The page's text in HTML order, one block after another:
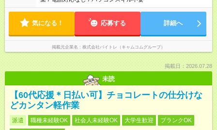
気になる！ 応募する 詳細へ
掲載元企業名 株式会社バイトレ（キャムコムグループ）
掲載日：2026.07.28
未読
【60代応援＊日払い可】チョコレートの仕分けな
どカンタン軽作業
派遣 職種未経験OK 社会人未経験OK 大学生歓迎
ブランクOK